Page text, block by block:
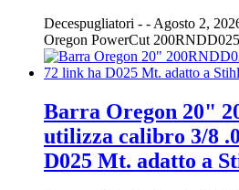
Decespugliatori - - Agosto 2,
Oregon PowerCut
Barra Oregon 20"
utilizza calibro 3/8
D025 Mt. adatto a